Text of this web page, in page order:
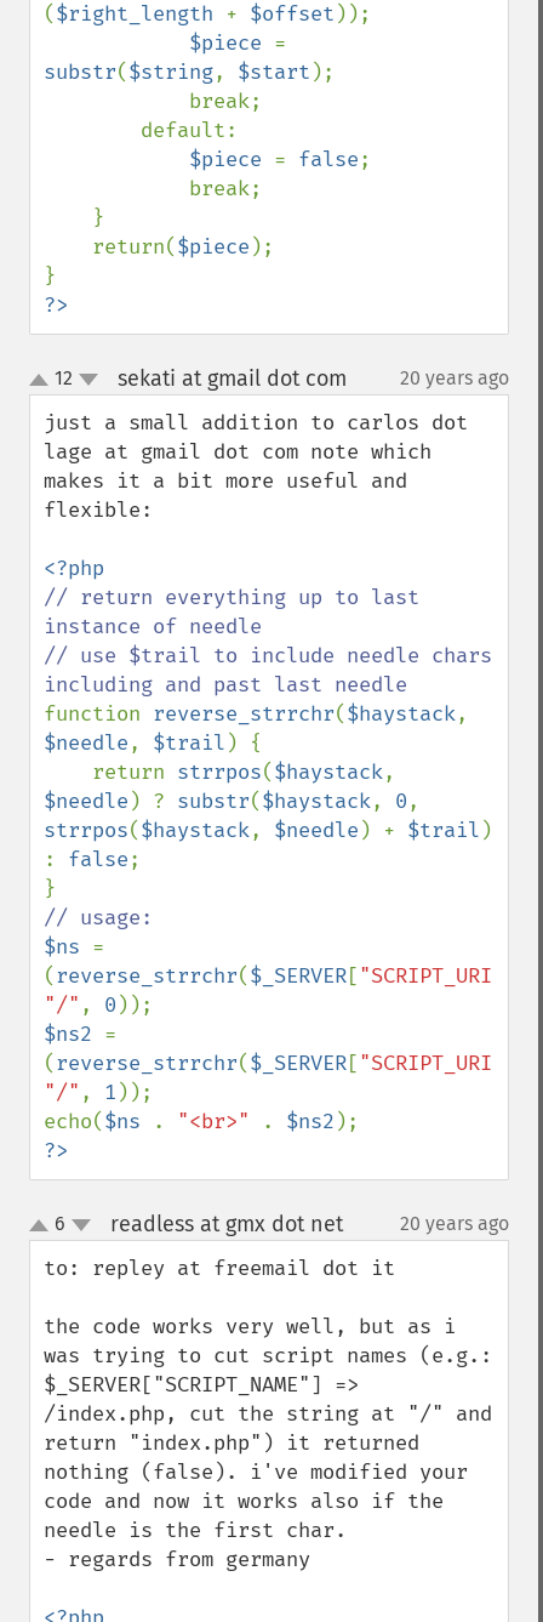
($right_length + $offset ));
$piece
substr($string, $start );
$piece = false;
    return(
$piece );
?>
up
down
12 sekati at gmail dot com 20 years ago
just a small addition to carlos dot
lage at gmail dot com note which
makes it a bit more useful and
flexible:
// return everything up to last
instance of needle
// use $trail to include needle chars
function reverse_strrchr($haystack
$needle, $trail ) {
    return
strrpos($haystack
$needle ) ? substr($haystack, 0
strrpos($haystack, $needle ) + $trail )
: false;
$ns =
(reverse_strrchr($_SERVER["SCRIPT_URI"
"/" , 0
$ns2 =
(reverse_strrchr($_SERVER["SCRIPT_URI"
"/" , 1 ));
echo($ns . "<br>" . $ns2
?>
up
down
6 readless at gmx dot net¶ 20 years ago
to: repley at freemail dot it
the code works very well, but as i
was trying to cut script names (e.g.:
$_SERVER["SCRIPT_NAME"] =>
/index.php, cut the string at "/" and
return "index.php") it returned
nothing (false). i've modified your
code and now it works also if the
needle is the first char.
- regards from germany